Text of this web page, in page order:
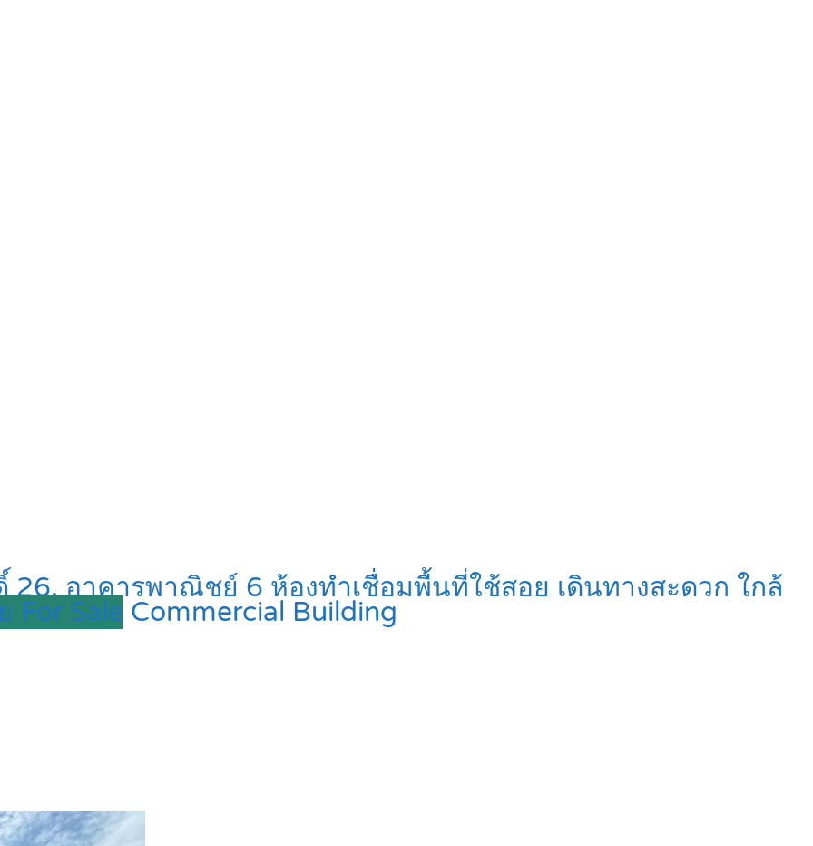
อาคารพาณิชย์ 6 ห้องทำเชื่อมพื้นที่ใช้สอย เดินทางสะดวก ใกล้
For Sale Commercial Building